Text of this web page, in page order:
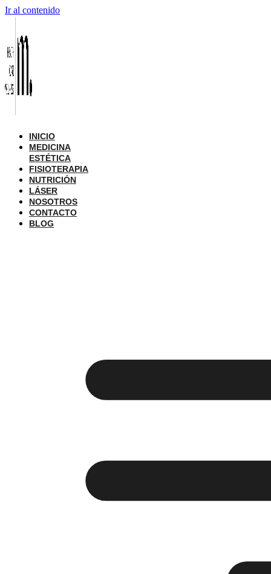
Ir al contenido
INICIO
MEDICINA
ESTÉTICA
FISIOTERAPIA
NUTRICIÓN
LÁSER
NOSOTROS
CONTACTO
BLOG